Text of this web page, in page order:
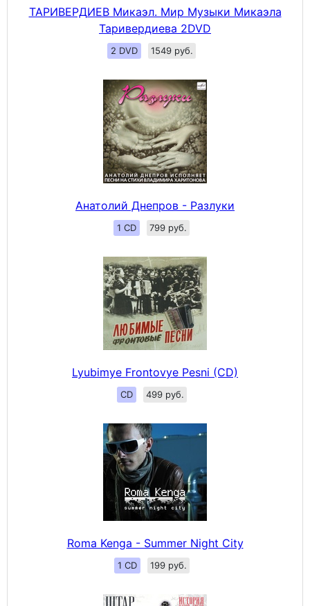
ТАРИВЕРДИЕВ Микаэл. Мир Музыки Микаэла
Таривердиева 2DVD
2 DVD 1549 руб.
Анатолий Днепров - Разлуки
1 CD 799 руб.
Lyubimye Frontovye Pesni (CD)
CD 499 руб.
Roma Kenga - Summer Night City
1 CD 199 руб.